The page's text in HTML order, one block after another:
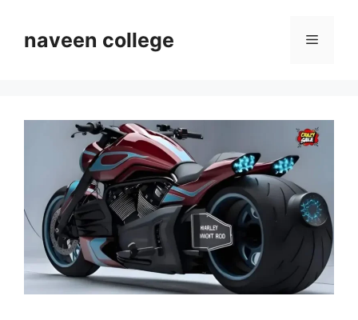
contentnaveen college Menu